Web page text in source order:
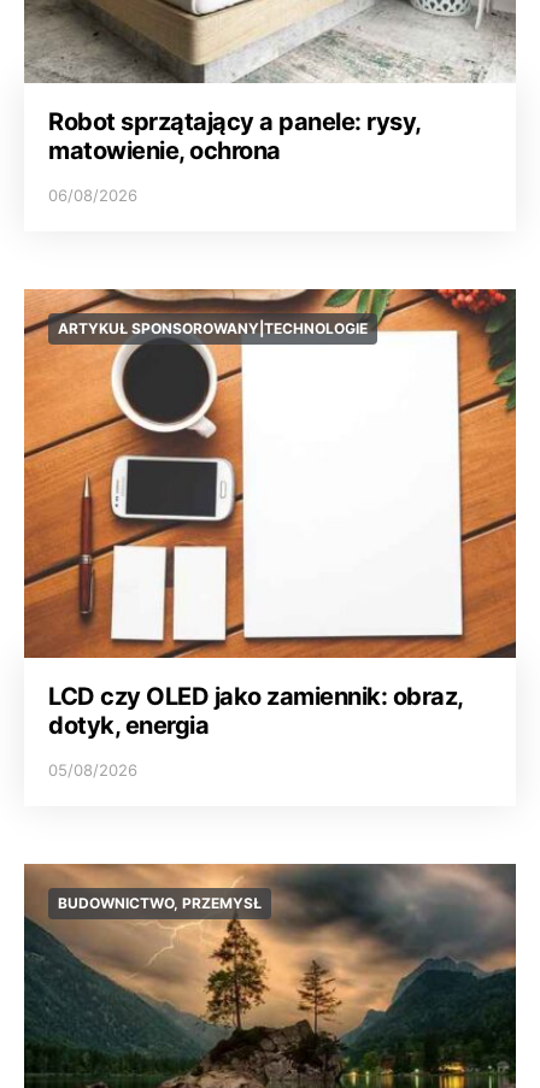
Robot sprzątający a panele: rysy,
matowienie, ochrona
06/08/2026
ARTYKUŁ SPONSOROWANY|TECHNOLOGIE
LCD czy OLED jako zamiennik: obraz,
dotyk, energia
05/08/2026
BUDOWNICTWO, PRZEMYSŁ